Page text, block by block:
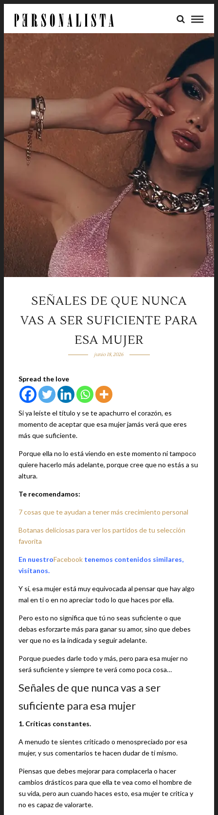
SEÑALES DE QUE NUNCA
VAS A SER SUFICIENTE PARA
ESA MUJER
junio 18, 2026
Spread the love
Si ya leíste el título y se te apachurro el corazón, es
momento de aceptar que esa mujer jamás verá que eres
más que suficiente.
Porque ella no lo está viendo en este momento ni tampoco
quiere hacerlo más adelante, porque cree que no estás a su
altura.
Te recomendamos:
7 cosas que te ayudan a tener más crecimiento personal
Botanas deliciosas para ver los partidos de tu selección
favorita
En nuestroFacebook tenemos contenidos similares,
visítanos.
Y sí, esa mujer está muy equivocada al pensar que hay algo
mal en ti o en no apreciar todo lo que haces por ella.
Pero esto no significa que tú no seas suficiente o que
debas esforzarte más para ganar su amor, sino que debes
ver que no es la indicada y seguir adelante.
Porque puedes darle todo y más, pero para esa mujer no
será suficiente y siempre te verá como poca cosa…
Señales de que nunca vas a ser
suficiente para esa mujer
1. Críticas constantes.
A menudo te sientes criticado o menospreciado por esa
mujer, y sus comentarios te hacen dudar de ti mismo.
Piensas que debes mejorar para complacerla o hacer
cambios drásticos para que ella te vea como el hombre de
su vida, pero aun cuando haces esto, esa mujer te critica y
no es capaz de valorarte.